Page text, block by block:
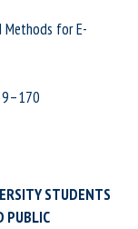
Methods for E-
STUDENTS
PUBLIC